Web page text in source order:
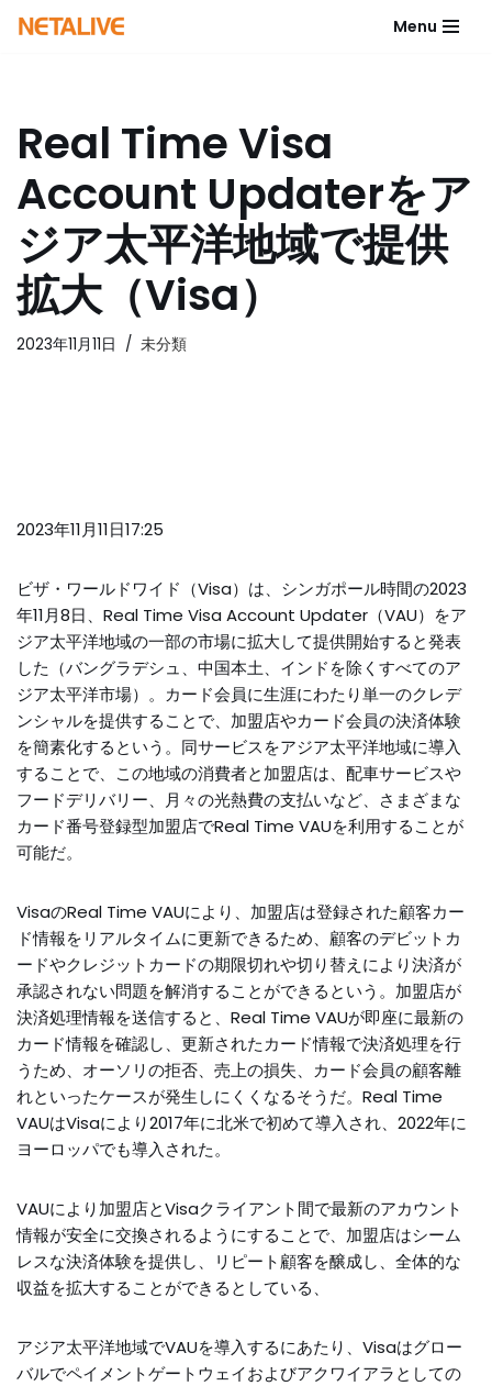
ン
ツ
へ
キ
ッ
プ
Menu
Real Time Visa
Account Updaterをア
ジア太平洋地域で提供
拡大（Visa）
2023年11月11日 未分類
2023年11月11日17:25
ビザ・ワールドワイド（Visa）は、シンガポール時間の2023
年11月8日、Real Time Visa Account Updater（VAU）をア
ジア太平洋地域の一部の市場に拡大して提供開始すると発表
した（バングラデシュ、中国本土、インドを除くすべてのア
ジア太平洋市場）。カード会員に生涯にわたり単一のクレデ
ンシャルを提供することで、加盟店やカード会員の決済体験
を簡素化するという。同サービスをアジア太平洋地域に導入
することで、この地域の消費者と加盟店は、配車サービスや
フードデリバリー、月々の光熱費の支払いなど、さまざまな
カード番号登録型加盟店でReal Time VAUを利用することが
可能だ。
VisaのReal Time VAUにより、加盟店は登録された顧客カー
ド情報をリアルタイムに更新できるため、顧客のデビットカ
ードやクレジットカードの期限切れや切り替えにより決済が
承認されない問題を解消することができるという。加盟店が
決済処理情報を送信すると、Real Time VAUが即座に最新の
カード情報を確認し、更新されたカード情報で決済処理を行
うため、オーソリの拒否、売上の損失、カード会員の顧客離
れといったケースが発生しにくくなるそうだ。Real Time
VAUはVisaにより2017年に北米で初めて導入され、2022年に
ヨーロッパでも導入された。
VAUにより加盟店とVisaクライアント間で最新のアカウント
情報が安全に交換されるようにすることで、加盟店はシーム
レスな決済体験を提供し、リピート顧客を醸成し、全体的な
収益を拡大することができるとしている、
アジア太平洋地域でVAUを導入するにあたり、Visaはグロー
バルでペイメントゲートウェイおよびアクワイアラとしての